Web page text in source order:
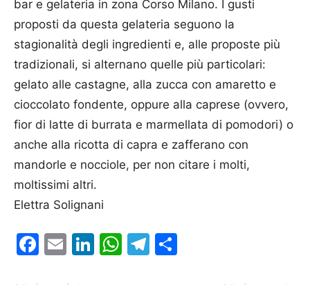
bar e gelateria in zona Corso Milano. I gusti
proposti da questa gelateria seguono la
stagionalità degli ingredienti e, alle proposte più
tradizionali, si alternano quelle più particolari:
gelato alle castagne, alla zucca con amaretto e
cioccolato fondente, oppure alla caprese (ovvero,
fior di latte di burrata e marmellata di pomodori) o
anche alla ricotta di capra e zafferano con
mandorle e nocciole, per non citare i molti,
moltissimi altri.
Elettra Solignani
Facebook
EmailLinkedIn
WhatsApp
Telegram